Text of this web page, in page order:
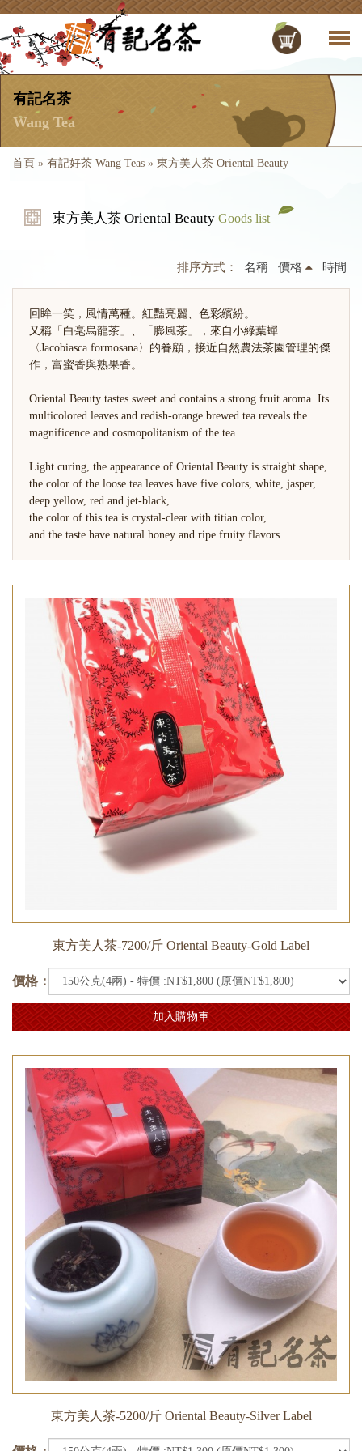
有記名茶
Wang Tea
首頁 » 有記好茶 Wang Teas » 東方美人茶 Oriental Beauty
東方美人茶 Oriental Beauty Goods list
排序方式： 名稱 價格 時間
回眸一笑，風情萬種。紅豔亮麗、色彩繽紛。
又稱「白毫烏龍茶」、「膨風茶」，來自小綠葉蟬
〈Jacobiasca formosana〉的眷顧，接近自然農法茶園管理的傑
作，富蜜香與熟果香。
Oriental Beauty tastes sweet and contains a strong fruit aroma. Its
multicolored leaves and redish-orange brewed tea reveals the
magnificence and cosmopolitanism of the tea.
Light curing, the appearance of Oriental Beauty is straight shape,
the color of the loose tea leaves have five colors, white, jasper,
deep yellow, red and jet-black,
the color of this tea is crystal-clear with titian color,
and the taste have natural honey and ripe fruity flavors.
東方美人茶-7200/斤 Oriental Beauty-Gold Label
價格：
加入購物車
東方美人茶-5200/斤 Oriental Beauty-Silver Label